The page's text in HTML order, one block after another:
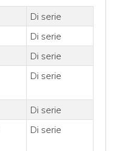
Di serie
Di serie
Di serie
Di serie
Di serie
Di serie